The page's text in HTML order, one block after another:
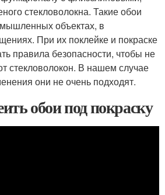
стекловолокна. Такие обои
объектах, в
При их поклейке и покраске
правила безопасности, чтобы не
стекловолокон. В нашем случае
они не очень подходят.
обои под покраску